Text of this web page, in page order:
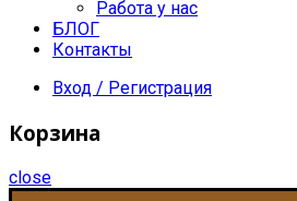
Работа у нас
БЛОГ
Контакты
Вход / Регистрация
Корзина
close